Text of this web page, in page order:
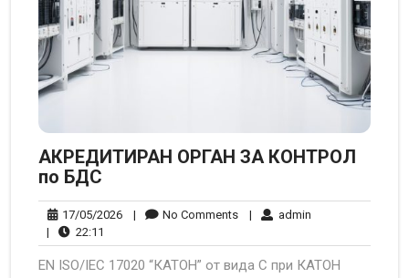
АКРЕДИТИРАН ОРГАН ЗА КОНТРОЛ
по БДС
17/05/202617/05/2026
| No CommentsNo| admin
|
22:11
EN ISO/IEC 17020 “КАТОН” от вида С при КАТОН